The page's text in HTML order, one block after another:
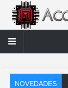
NOVEDADES